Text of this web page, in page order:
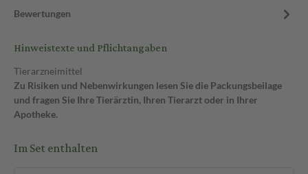
Bewertungen
Hinweistexte und Pflichtangaben
Tierarzneimittel
Zu Risiken und Nebenwirkungen lesen Sie die Packungsbeilage
und fragen Sie Ihre Tierärztin, Ihren Tierarzt oder in Ihrer
Apotheke.
Im Set enthalten